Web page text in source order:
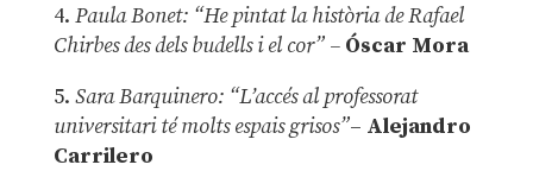
4. Paula Bonet: “He pintat la història de Rafael
Chirbes des dels budells i el cor” –Óscar Mora
5. Sara Barquinero: “L’accés al professorat
universitari té molts espais grisos”– Alejandro
Carrilero